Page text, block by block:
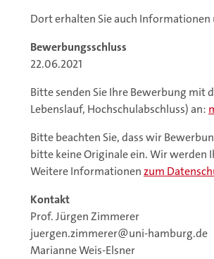
Dort erhalten Sie auch Informationen
Bewerbungsschluss
22.06.2021
Bitte senden Sie Ihre Bewerbung mit
Lebenslauf, Hochschulabschluss) an:
Bitte beachten Sie, dass wir
bitte keine Originale ein. Wir werden
Weitere Informationenzum
Kontakt
Prof. Jürgen Zimmerer
juergen.zimmerer@uni-hamburg.de
Marianne Weis-Elsner